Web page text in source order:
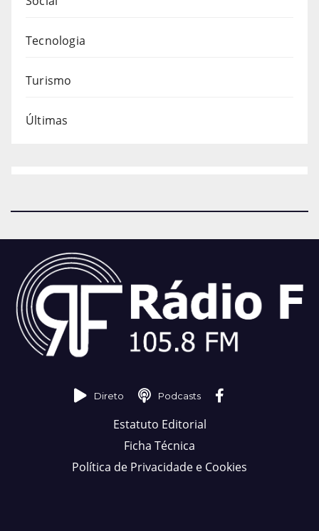
Tecnologia
Turismo
Últimas
Direto Podcasts
Estatuto Editorial
Ficha Técnica
Política de Privacidade e Cookies